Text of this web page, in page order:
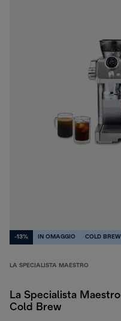
-13% IN OMAGGIO COLD BREW
LA SPECIALISTA MAESTRO
La Specialista Maestro
Cold Brew